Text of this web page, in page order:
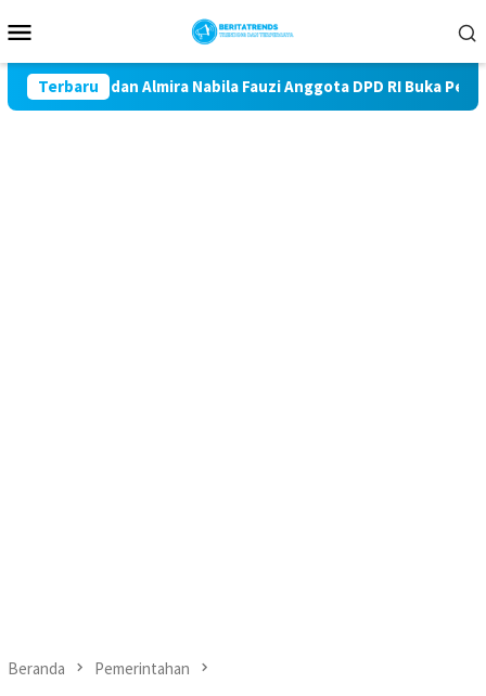
ke
Mobile
Terbaru
dan Almira Nabila Fauzi Anggota DPD RI Buka Perlombaan
Beranda Pemerintahan